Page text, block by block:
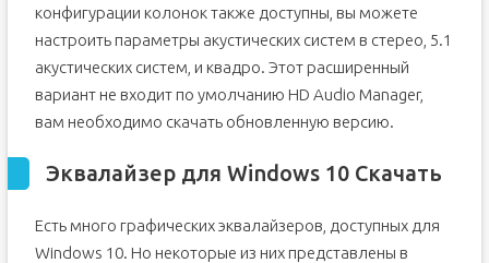
конфигурации колонок также доступны, вы можете
настроить параметры акустических систем в стерео, 5.1
акустических систем, и квадро. Этот расширенный
вариант не входит по умолчанию HD Audio Manager,
вам необходимо скачать обновленную версию.
Эквалайзер для Windows 10 Скачать
Есть много графических эквалайзеров, доступных для
Windows 10. Но некоторые из них представлены в